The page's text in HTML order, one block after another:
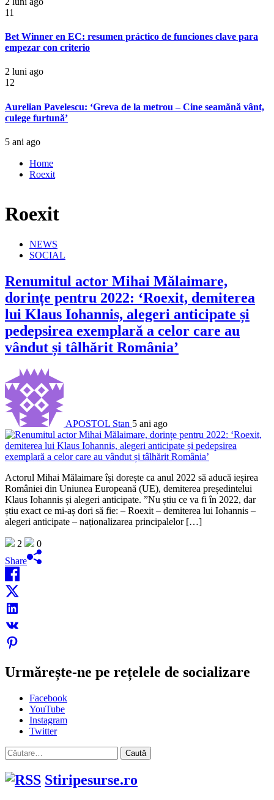
11
Bet Winner en EC: resumen práctico de funciones clave para
empezar con criterio
2 luni ago
12
Aurelian Pavelescu: ‘Greva de la metrou – Cine seamănă vânt,
culege furtună’
5 ani ago
Home
Roexit
Roexit
NEWS
SOCIAL
Renumitul actor Mihai Mălaimare,
dorințe pentru 2022: ‘Roexit, demiterea
lui Klaus Iohannis, alegeri anticipate și
pedepsirea exemplară a celor care au
vândut și tâlhărit România’
APOSTOL Stan 5 ani ago
Actorul Mihai Mălaimare își dorește ca anul 2022 să aducă ieșirea
României din Uniunea Europeană (UE), demiterea președintelui
Klaus Iohannis și alegeri anticipate. ”Nu știu ce va fi în 2022, dar
știu exact ce mi-aș dori să fie: – Roexit – demiterea lui Iohannis –
alegeri anticipate – naționalizarea principalelor […]
2
0
Share
Urmărește-ne pe rețelele de socializare
Facebook
YouTube
Instagram
Twitter
Caută
după:
Stiripesurse.ro